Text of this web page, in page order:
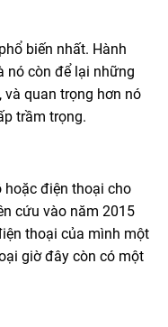
biến nhất. Hành
nó còn để lại những
và quan trọng hơn nó
trầm trọng.
điện thoại cho
cứu vào năm 2015
thoại của mình một
giờ đây còn có một